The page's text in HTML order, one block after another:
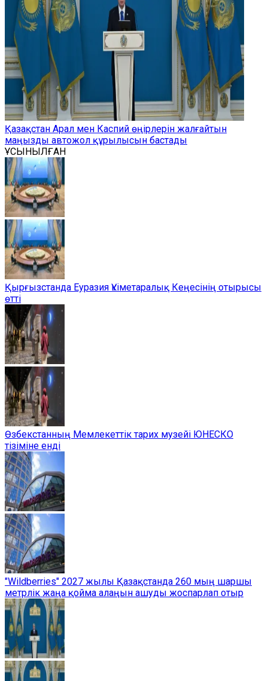
Қазақстан Арал мен Каспий өңірлерін жалғайтын
маңызды автожол құрылысын бастады
ҰСЫНЫЛҒАН
Қырғызстанда Еуразия Үкіметаралық Кеңесінің отырысы
өтті
Өзбекстанның Мемлекеттік тарих музейі ЮНЕСКО
тізіміне енді
"Wildberries" 2027 жылы Қазақстанда 260 мың шаршы
метрлік жаңа қойма алаңын ашуды жоспарлап отыр